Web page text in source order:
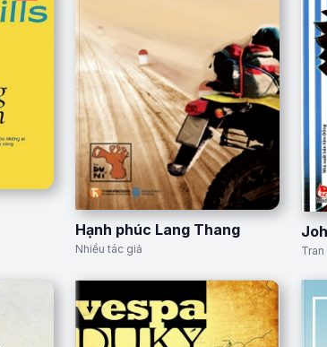
Hạnh phúc Lang Thang
Nhiều tác giả